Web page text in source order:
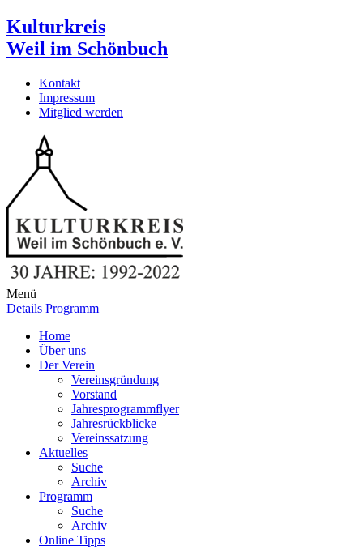
Kulturkreis
Weil im Schönbuch
Kontakt
Impressum
Mitglied werden
Menü
Details Programm
Home
Über uns
Der Verein
Vereinsgründung
Vorstand
Jahresprogrammflyer
Jahresrückblicke
Vereinssatzung
Aktuelles
Suche
Archiv
Programm
Suche
Archiv
Online Tipps